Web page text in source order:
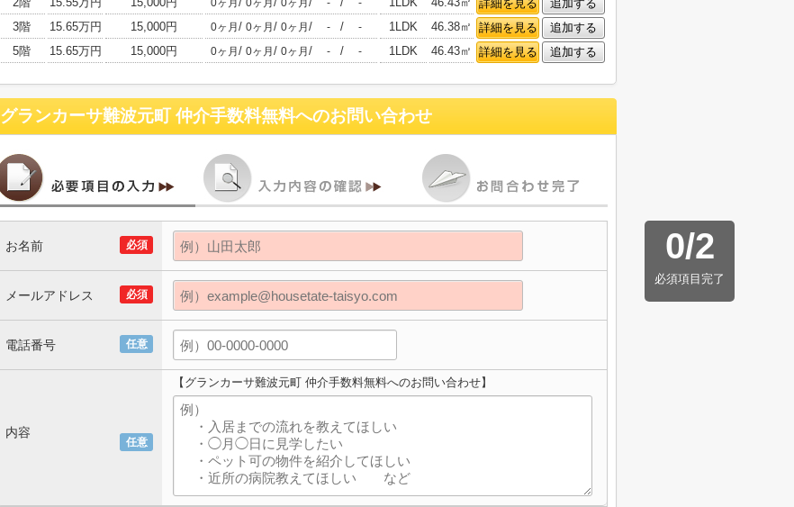
0ヶ月 0ヶ月 0ヶ月 - - 詳細を見る
追加する
3階
15.65万円 15,000円 0ヶ月 / 0ヶ月 / 0ヶ月 / - / - 1LDK 46.38㎡ 詳細を見る
追加する
5階
15.65万円 15,000円 0ヶ月 / 0ヶ月 / 0ヶ月 / - / - 1LDK 46.43㎡ 詳細を見る 追加する
グランカーサ難波元町 仲介手数料無料へのお問い合わせ
0/2
必須項目完了
必須
お名前
必須
メールアドレス
任意
電話番号
任意
内容
【グランカーサ難波元町 仲介手数料無料へのお問い合わせ】